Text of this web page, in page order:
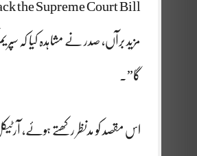
the Supreme Court Bill.
مزید برآں، صدر نے مشاہدہ کیا کہ
گا”۔
اس مقصد کو مدنظر رکھتے ہوئے، آرٹیکل 191 کو شامل کیا گیا اور سپریم کورٹ کو پارلیمنٹ کے قانون سازی کے اختیار سے باہر